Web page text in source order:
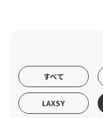
すべて
LAXSY